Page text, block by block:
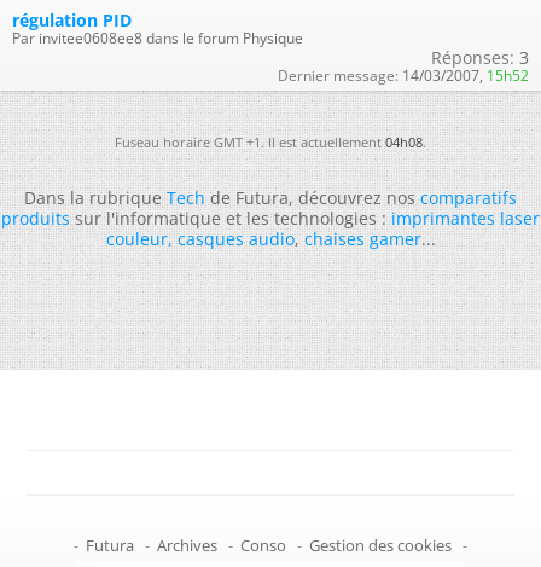
régulation PID
Par invitee0608ee8 dans le forum Physique
Réponses: 3
Dernier message: 14/03/2007, 15h52
Fuseau horaire GMT +1. Il est actuellement04h08.
Dans la rubriqueTechde Futura, découvrez noscomparatifs
produitssur l'informatique et les technologies :imprimantes laser
couleur,casques audio,chaises gamer...
- Futura - Archives - Conso - Gestion des cookies -